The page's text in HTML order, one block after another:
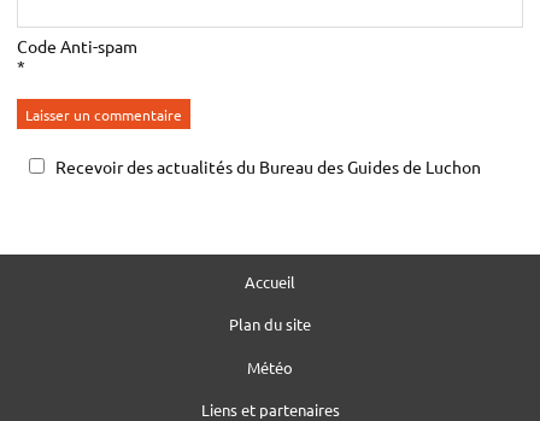
voir les conditions
Code Anti-spam
*
Recevoir des actualités du Bureau des Guides de Luchon
Accueil
Plan du site
Météo
Liens et partenaires